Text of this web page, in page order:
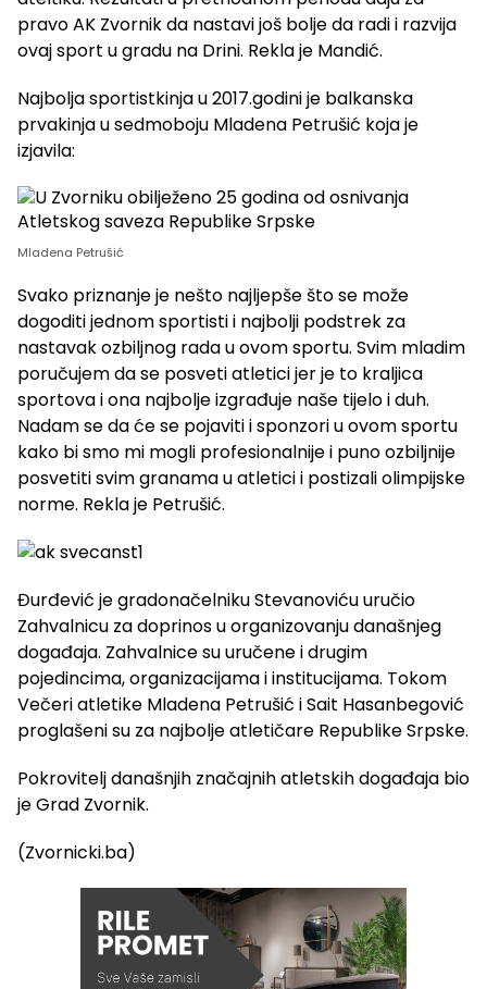
pravo AK Zvornik da nastavi još bolje da radi i razvija
ovaj sport u gradu na Drini. Rekla je Mandić.
Najbolja sportistkinja u 2017.godini je balkanska
prvakinja u sedmoboju Mladena Petrušić koja je
izjavila:
Mladena Petrušić
Svako priznanje je nešto najljepše što se može
dogoditi jednom sportisti i najbolji podstrek za
nastavak ozbiljnog rada u ovom sportu. Svim mladim
poručujem da se posveti atletici jer je to kraljica
sportova i ona najbolje izgrađuje naše tijelo i duh.
Nadam se da će se pojaviti i sponzori u ovom sportu
kako bi smo mi mogli profesionalnije i puno ozbiljnije
posvetiti svim granama u atletici i postizali olimpijske
norme. Rekla je Petrušić.
Đurđević je gradonačelniku Stevanoviću uručio
Zahvalnicu za doprinos u organizovanju današnjeg
događaja. Zahvalnice su uručene i drugim
pojedincima, organizacijama i institucijama. Tokom
Večeri atletike Mladena Petrušić i Sait Hasanbegović
proglašeni su za najbolje atletičare Republike Srpske.
Pokrovitelj današnjih značajnih atletskih događaja bio
je Grad Zvornik.
(Zvornicki.ba)